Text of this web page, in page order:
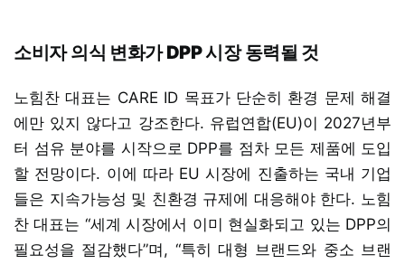
소비자 의식 변화가 DPP 시장 동력될 것
노힘찬 대표는 CARE ID 목표가 단순히 환경 문제 해결
에만 있지 않다고 강조한다. 유럽연합(EU)이 2027년부
터 섬유 분야를 시작으로 DPP를 점차 모든 제품에 도입
할 전망이다. 이에 따라 EU 시장에 진출하는 국내 기업
들은 지속가능성 및 친환경 규제에 대응해야 한다. 노힘
찬 대표는 “세계 시장에서 이미 현실화되고 있는 DPP의
필요성을 절감했다”며, “특히 대형 브랜드와 중소 브랜